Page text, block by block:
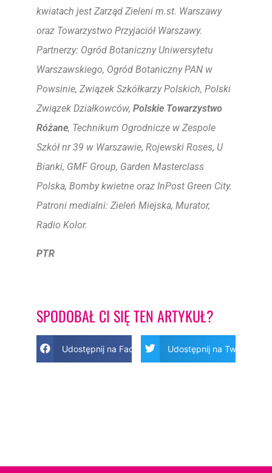
kwiatach jest Zarząd Zieleni m.st. Warszawy
oraz Towarzystwo Przyjaciół Warszawy.
Partnerzy: Ogród Botaniczny Uniwersytetu
Warszawskiego, Ogród Botaniczny PAN w
Powsinie, Związek Szkółkarzy Polskich, Polski
Związek Działkowców, Polskie Towarzystwo
Różane, Technikum Ogrodnicze w Zespole
Szkół nr 39 w Warszawie, Rojewski Roses, U
Bianki, GMF Group, Garden Masterclass
Polska, Bomby kwietne oraz InPost Green City.
Patroni medialni: Zieleń Miejska, Murator,
Radio Kolor.
PTR
SPODOBAŁ CI SIĘ TEN ARTYKUŁ?
Udostępnij na Facebook Udostępnij na Twitter